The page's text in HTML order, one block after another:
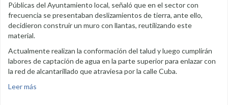
Públicas del Ayuntamiento local, señaló que en el sector con
frecuencia se presentaban deslizamientos de tierra, ante ello,
decidieron construir un muro con llantas, reutilizando este
material.
Actualmente realizan la conformación del talud y luego cumplirán
labores de captación de agua en la parte superior para enlazar con
la red de alcantarillado que atraviesa por la calle Cuba.
Leer más